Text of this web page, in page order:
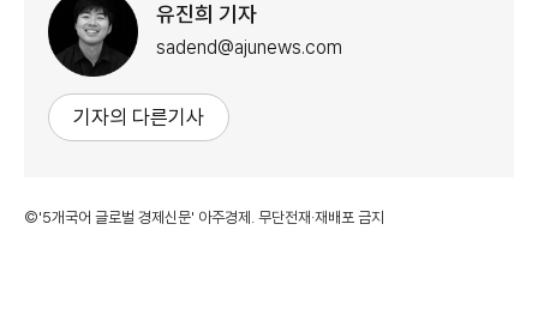
유진희 기자
sadend@ajunews.com
기자의 다른기사
©'5개국어 글로벌 경제신문' 아주경제. 무단전재·재배포 금지